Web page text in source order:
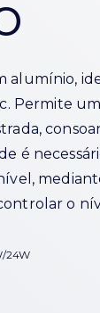
alumínio,
Permite
é
o
24W